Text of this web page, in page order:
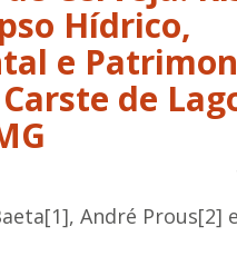
Hídrico,
e
de
André Prous[2]